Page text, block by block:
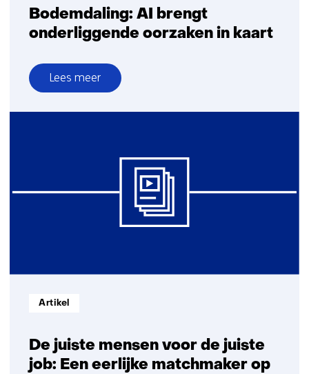
Bodemdaling: AI brengt
onderliggende oorzaken in kaart
Lees meer
over
Bodemdaling:
onderliggende
in
De juiste mensen voor de juiste
job: Een eerlijke matchmaker op
Informatietype:
Artikel